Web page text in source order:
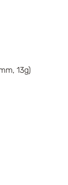
13g)